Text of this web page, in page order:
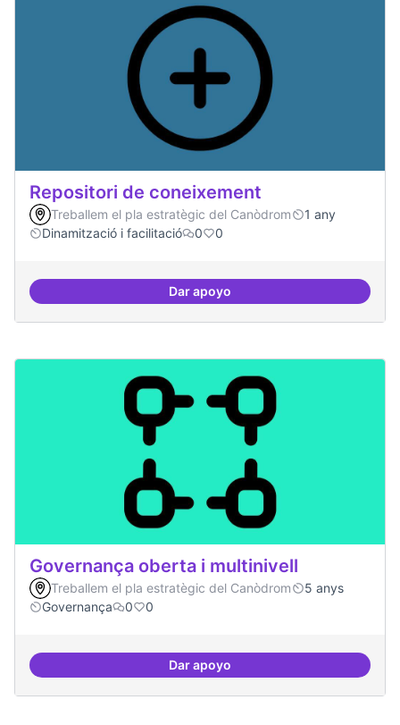
Repositori de coneixement
Treballem el pla estratègic del Canòdrom
1 any
Dinamització i facilitació
0 0
Dar apoyoRepositori de coneixement
Governança oberta i multinivell
Treballem el pla estratègic del Canòdrom
5 anys
Governança
0 0
Dar apoyoGovernança oberta i multinivell